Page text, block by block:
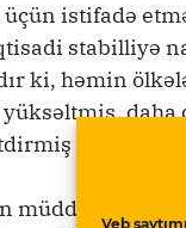
Veb
istifadə
stabilliyə
ki, həmin
zəngin
müddət